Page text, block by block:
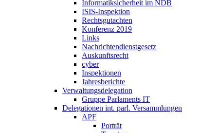
Informatiksicherheit ­im NDB
ISIS-Inspektion
Rechtsgutachten
Konferenz 2019
Links
Nachrichtendienstgesetz
Auskunftsrecht
cyber
Inspektionen
Jahresberichte
Verwaltungsdelegation
Gruppe Parlaments IT
Delegationen int. parl. Versammlungen
APF
Porträt